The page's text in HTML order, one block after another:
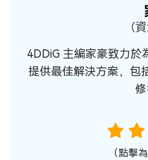
（
4DDiG 主編家豪致力於
提供最佳解決方案，包
修
（點擊